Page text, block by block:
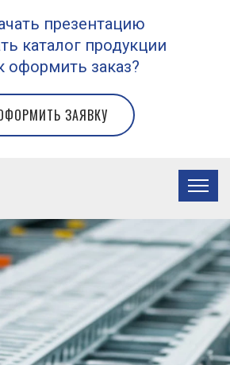
презентацию
каталог продукции
оформить заказ?
ЗАЯВКУ